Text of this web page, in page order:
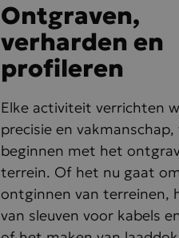
Ontgraven,
verharden en
profileren
Elke activiteit verrichten
precisie en
beginnen met het
terrein. Of het nu gaat
ontginnen van terreinen,
van sleuven voor kabels